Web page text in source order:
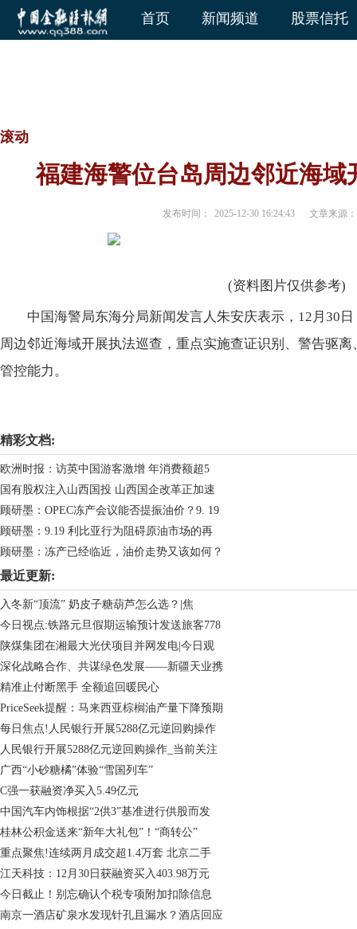
首页 新闻频道 股票信托
滚动
福建海警位台岛周边邻近海域
发布时间： 2025-12-30 16:24:43 文章来源：
(资料图片仅供参考)
中国海警局东海分局新闻发言人朱安庆表示，12月30
周边邻近海域开展执法巡查，重点实施查证识别、警告驱
管控能力。
精彩文档:
欧洲时报：访英中国游客激增 年消费额超5
国有股权注入山西国投 山西国企改革正加速
顾研墨：OPEC冻产会议能否提振油价？9. 19
顾研墨：9.19 利比亚行为阻碍原油市场的再
顾研墨：冻产已经临近，油价走势又该如何？
最近更新:
入冬新“顶流” 奶皮子糖葫芦怎么选？|焦
今日视点:铁路元旦假期运输预计发送旅客778
陕煤集团在湘最大光伏项目并网发电|今日观
深化战略合作、共谋绿色发展——新疆天业携
精准止付断黑手 全额追回暖民心
PriceSeek提醒：马来西亚棕榈油产量下降预期
每日焦点!人民银行开展5288亿元逆回购操作
人民银行开展5288亿元逆回购操作_当前关注
广西“小砂糖橘”体验“雪国列车”
C强一获融资净买入5.49亿元
中国汽车内饰根据“2供3”基准进行供股而发
桂林公积金送来“新年大礼包”！“商转公”
重点聚焦!连续两月成交超1.4万套 北京二手
江天科技：12月30日获融资买入403.98万元
今日截止！别忘确认个税专项附加扣除信息
南京一酒店矿泉水发现针孔且漏水？酒店回应